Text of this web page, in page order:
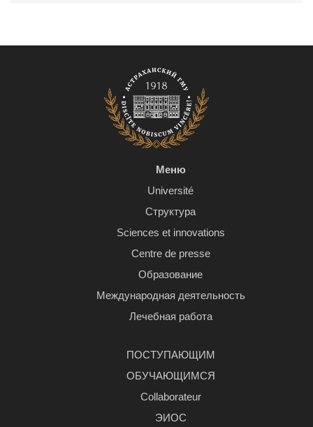
Меню
Université
Структура
Sciences et innovations
Centre de presse
Образование
Международная деятельность
Лечебная работа
ПОСТУПАЮЩИМ
ОБУЧАЮЩИМСЯ
Сollaborateur
ЭИОС